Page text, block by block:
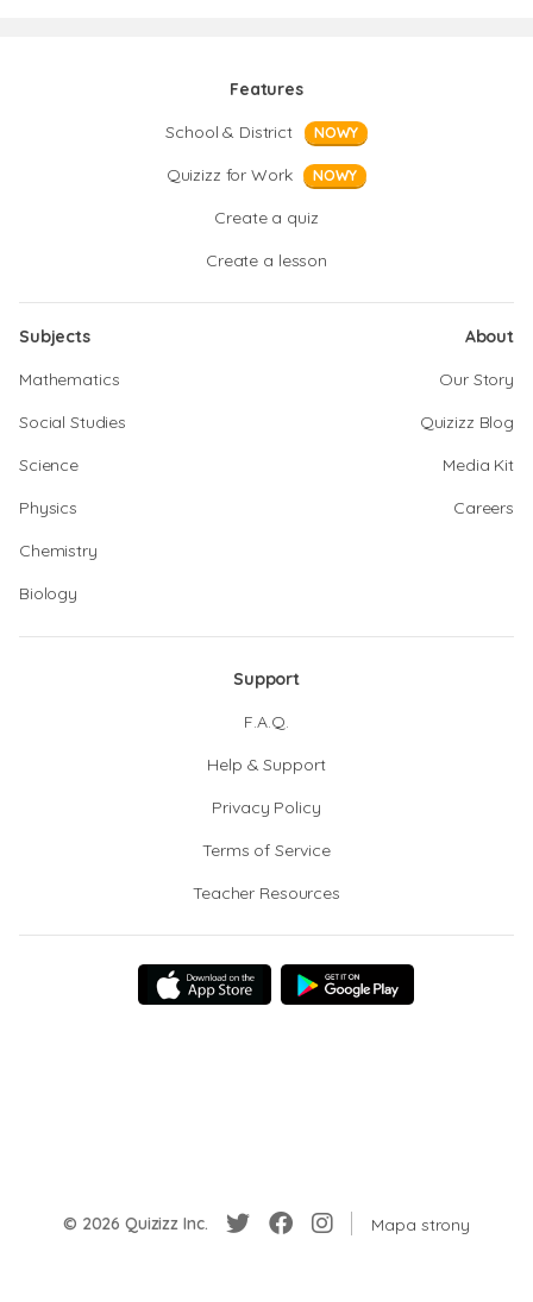
Features
School & District
NOWY
Quizizz for Work NOWY
Create a quiz
Create a lesson
Subjects
Mathematics
Social Studies
Science
Physics
Chemistry
Biology
About
Our Story
Quizizz Blog
Media Kit
Careers
Support
F.A.Q.
Help & Support
Privacy Policy
Terms of Service
Teacher Resources
© 2026 Quizizz Inc. Mapa strony